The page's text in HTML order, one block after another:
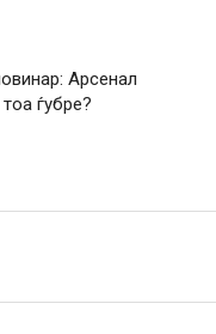
Арсенал
ѓубре?